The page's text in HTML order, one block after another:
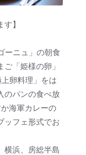
】
ーニュ」の朝食
「姫様の卵」
卵料理」をは
のパンの食べ放
海軍カレーの
ッフェ形式でお
横浜、房総半島